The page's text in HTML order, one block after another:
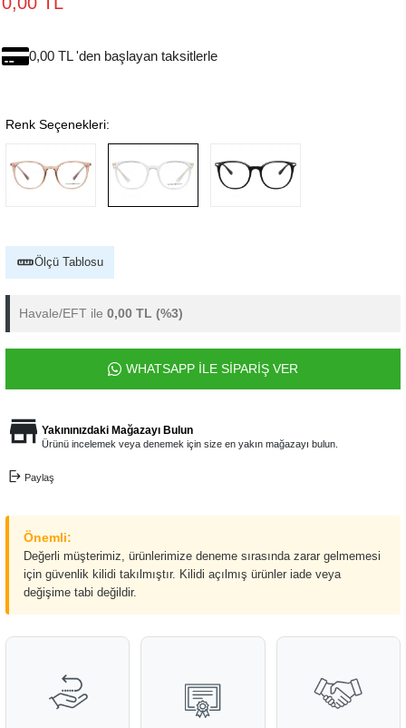
0,00 TL 'den başlayan taksitlerle
Renk Seçenekleri:
Ölçü Tablosu
Havale/EFT ile 0,00 TL (%3)
WHATSAPP İLE SİPARİŞ VER
Yakınınızdaki Mağazayı Bulun
Ürünü incelemek veya denemek için size en yakın mağazayı bulun.
Paylaş
Önemli:
Değerli müşterimiz, ürünlerimize deneme sırasında zarar gelmemesi
için güvenlik kilidi takılmıştır. Kilidi açılmış ürünler iade veya
değişime tabi değildir.